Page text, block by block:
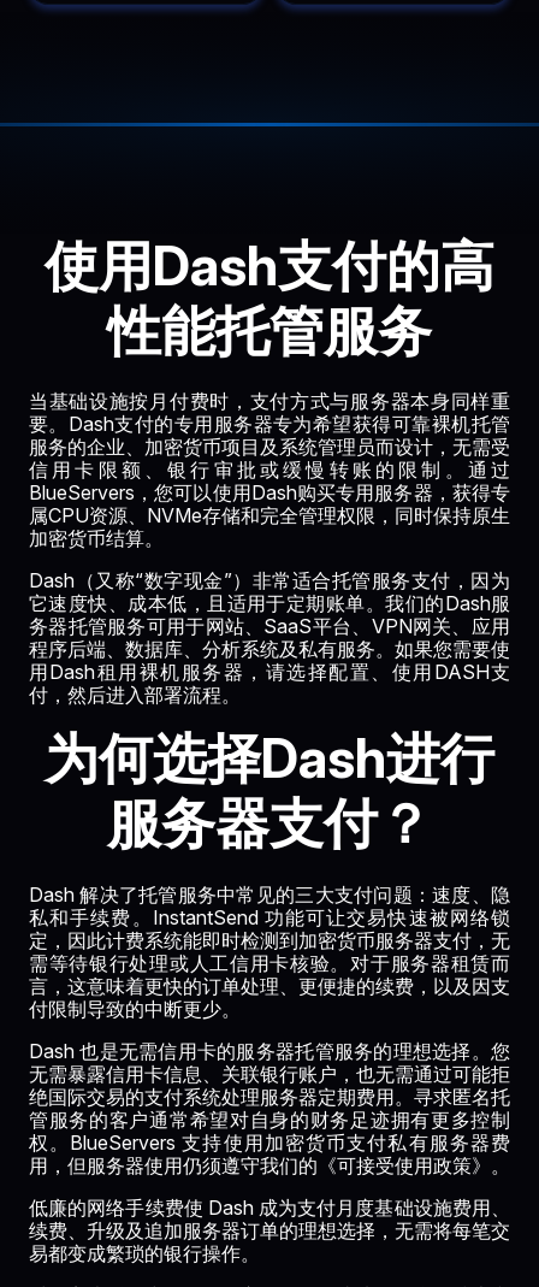
使用Dash支付的高
性能托管服务
当基础设施按月付费时，支付方式与服务器本身同样重
要。Dash支付的专用服务器专为希望获得可靠裸机托管
服务的企业、加密货币项目及系统管理员而设计，无需受
信用卡限额、银行审批或缓慢转账的限制。通过
BlueServers，您可以使用Dash购买专用服务器，获得专
属CPU资源、NVMe存储和完全管理权限，同时保持原生
加密货币结算。
Dash（又称“数字现金”）非常适合托管服务支付，因为
它速度快、成本低，且适用于定期账单。我们的Dash服
务器托管服务可用于网站、SaaS平台、VPN网关、应用
程序后端、数据库、分析系统及私有服务。如果您需要使
用Dash租用裸机服务器，请选择配置、使用DASH支
付，然后进入部署流程。
为何选择Dash进行
服务器支付？
Dash 解决了托管服务中常见的三大支付问题：速度、隐
私和手续费。InstantSend 功能可让交易快速被网络锁
定，因此计费系统能即时检测到加密货币服务器支付，无
需等待银行处理或人工信用卡核验。对于服务器租赁而
言，这意味着更快的订单处理、更便捷的续费，以及因支
付限制导致的中断更少。
Dash 也是无需信用卡的服务器托管服务的理想选择。您
无需暴露信用卡信息、关联银行账户，也无需通过可能拒
绝国际交易的支付系统处理服务器定期费用。寻求匿名托
管服务的客户通常希望对自身的财务足迹拥有更多控制
权。BlueServers 支持使用加密货币支付私有服务器费
用，但服务器使用仍须遵守我们的《可接受使用政策》。
低廉的网络手续费使 Dash 成为支付月度基础设施费用、
续费、升级及追加服务器订单的理想选择，无需将每笔交
易都变成繁琐的银行操作。